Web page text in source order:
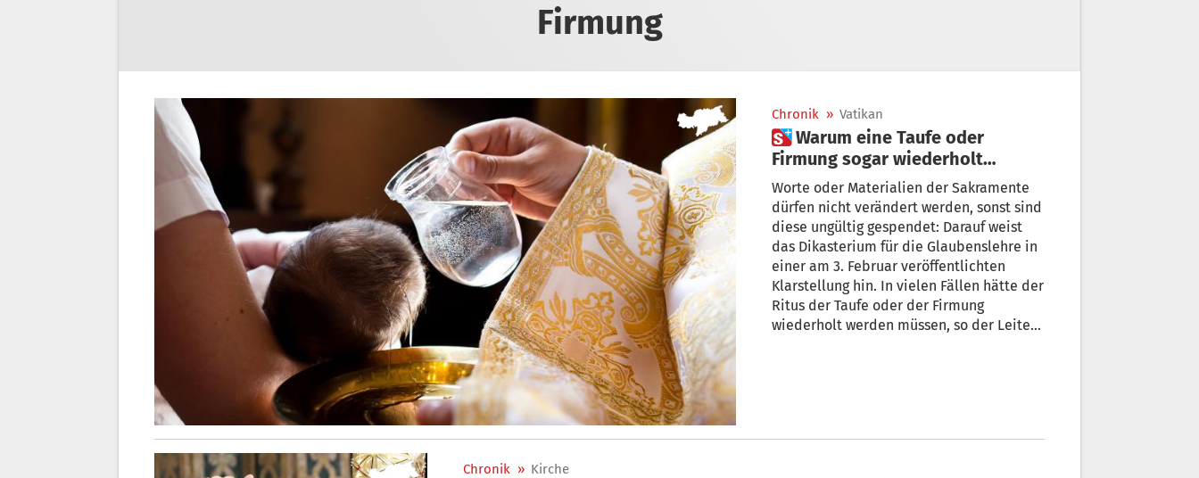
Firmung
Chronik » Vatikan
 Warum eine Taufe oder
Firmung sogar wiederholt
werden muss
Worte oder Materialien der Sakramente
dürfen nicht verändert werden, sonst sind
diese ungültig gespendet: Darauf weist
das Dikasterium für die Glaubenslehre in
einer am 3. Februar veröffentlichten
Klarstellung hin. In vielen Fällen hätte der
Ritus der Taufe oder der Firmung
wiederholt werden müssen, so der Leiter
Chronik » Kirche